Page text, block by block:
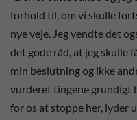
forhold til, om vi skulle
nye veje. Jeg vendte det
det gode råd, at jeg skulle
min beslutning og ikke
vurderet tingene grundigt
for os at stoppe her, lyder